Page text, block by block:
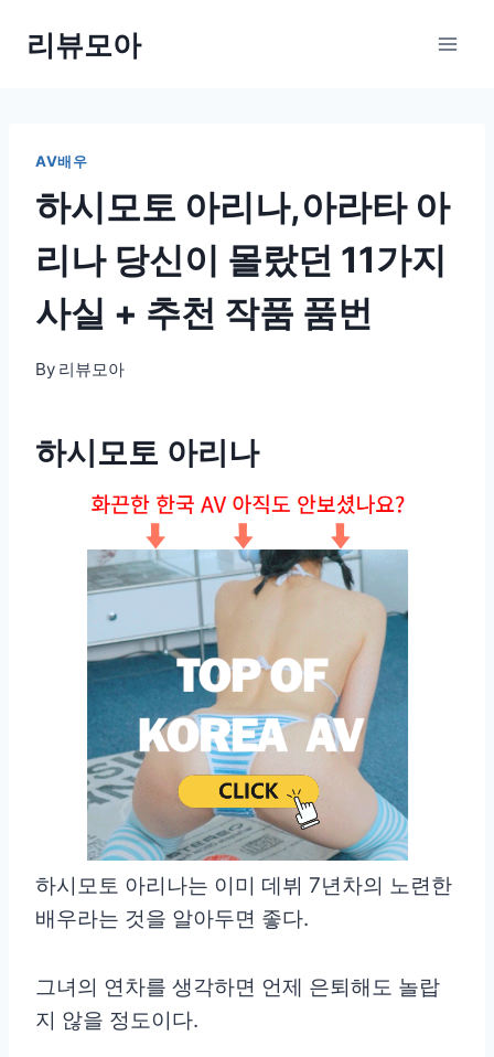
리뷰모아
AV배우
하시모토 아리나,아라타 아
리나 당신이 몰랐던 11가지
사실 + 추천 작품 품번
By 리뷰모아
하시모토 아리나
하시모토 아리나는 이미 데뷔 7년차의 노련한
배우라는 것을 알아두면 좋다.
그녀의 연차를 생각하면 언제 은퇴해도 놀랍
지 않을 정도이다.